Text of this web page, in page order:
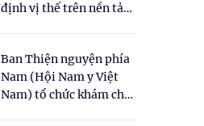
định vị thế trên nền tảng
Ban Thiện nguyện phía
Nam (Hội Nam y Việt
Nam) tổ chức khám chữa